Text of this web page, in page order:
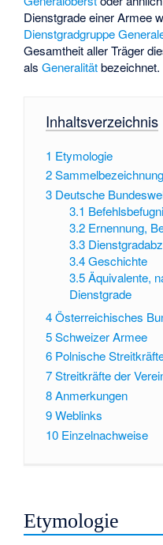
Dienstgrade einer Armee
Dienstgradgruppe
Gesamtheit aller Träger
alsGeneralitätbezeichnet.
Inhaltsverzeichnis
1 Etymologie
2Sammelbezeichnung
3 Deutsche
3.1
3.2 Ernennung,
3.3
3.4 Geschichte
3.5 Äquivalente,
Dienstgrade
4Österreichisches
5Schweizer Armee
6 Polnische
7Streitkräfte der
8Anmerkungen
9Weblinks
10 Einzelnachweise
Etymologie